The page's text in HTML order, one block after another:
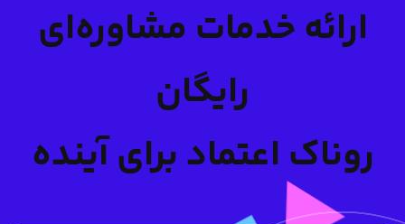
ارائه خدمات مشاوره‌ای
رایگان
روناک اعتماد برای آینده